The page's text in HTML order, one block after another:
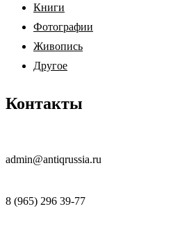
Книги
Фотографии
Живопись
Другое
Контакты
admin@antiqrussia.ru
8 (965) 296 39-77